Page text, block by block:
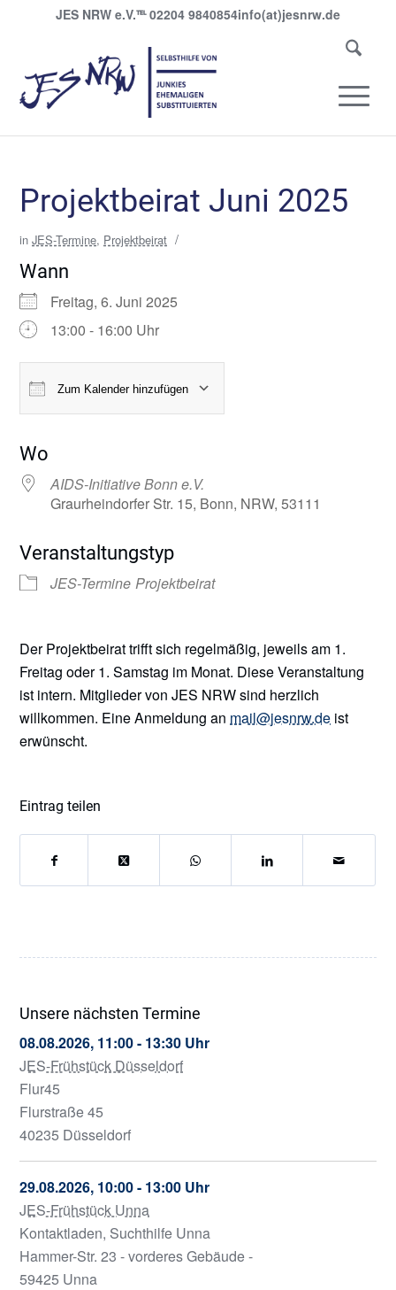
JES NRW e.V.℡02204 9840854info(at)jesnrw.de
Projektbeirat Juni 2025
inJES-Termine, Projektbeirat /
Wann
Freitag, 6. Juni 2025
13:00 - 16:00 Uhr
Zum Kalender hinzufügen
Wo
AIDS-Initiative Bonn e.V.
Graurheindorfer Str. 15, Bonn, NRW, 53111
Veranstaltungstyp
JES-Termine Projektbeirat
Der Projektbeirat trifft sich regelmäßig, jeweils am 1.
Freitag oder 1. Samstag im Monat. Diese Veranstaltung
ist intern. Mitglieder von JES NRW sind herzlich
willkommen. Eine Anmeldung an mail@jesnrw.de ist
erwünscht.
Eintrag teilen
Unsere nächsten Termine
08.08.2026, 11:00 - 13:30 Uhr
JES-Frühstück Düsseldorf
Flur45
Flurstraße 45
40235 Düsseldorf
29.08.2026, 10:00 - 13:00 Uhr
JES-Frühstück Unna
Kontaktladen, Suchthilfe Unna
Hammer-Str. 23 - vorderes Gebäude -
59425 Unna